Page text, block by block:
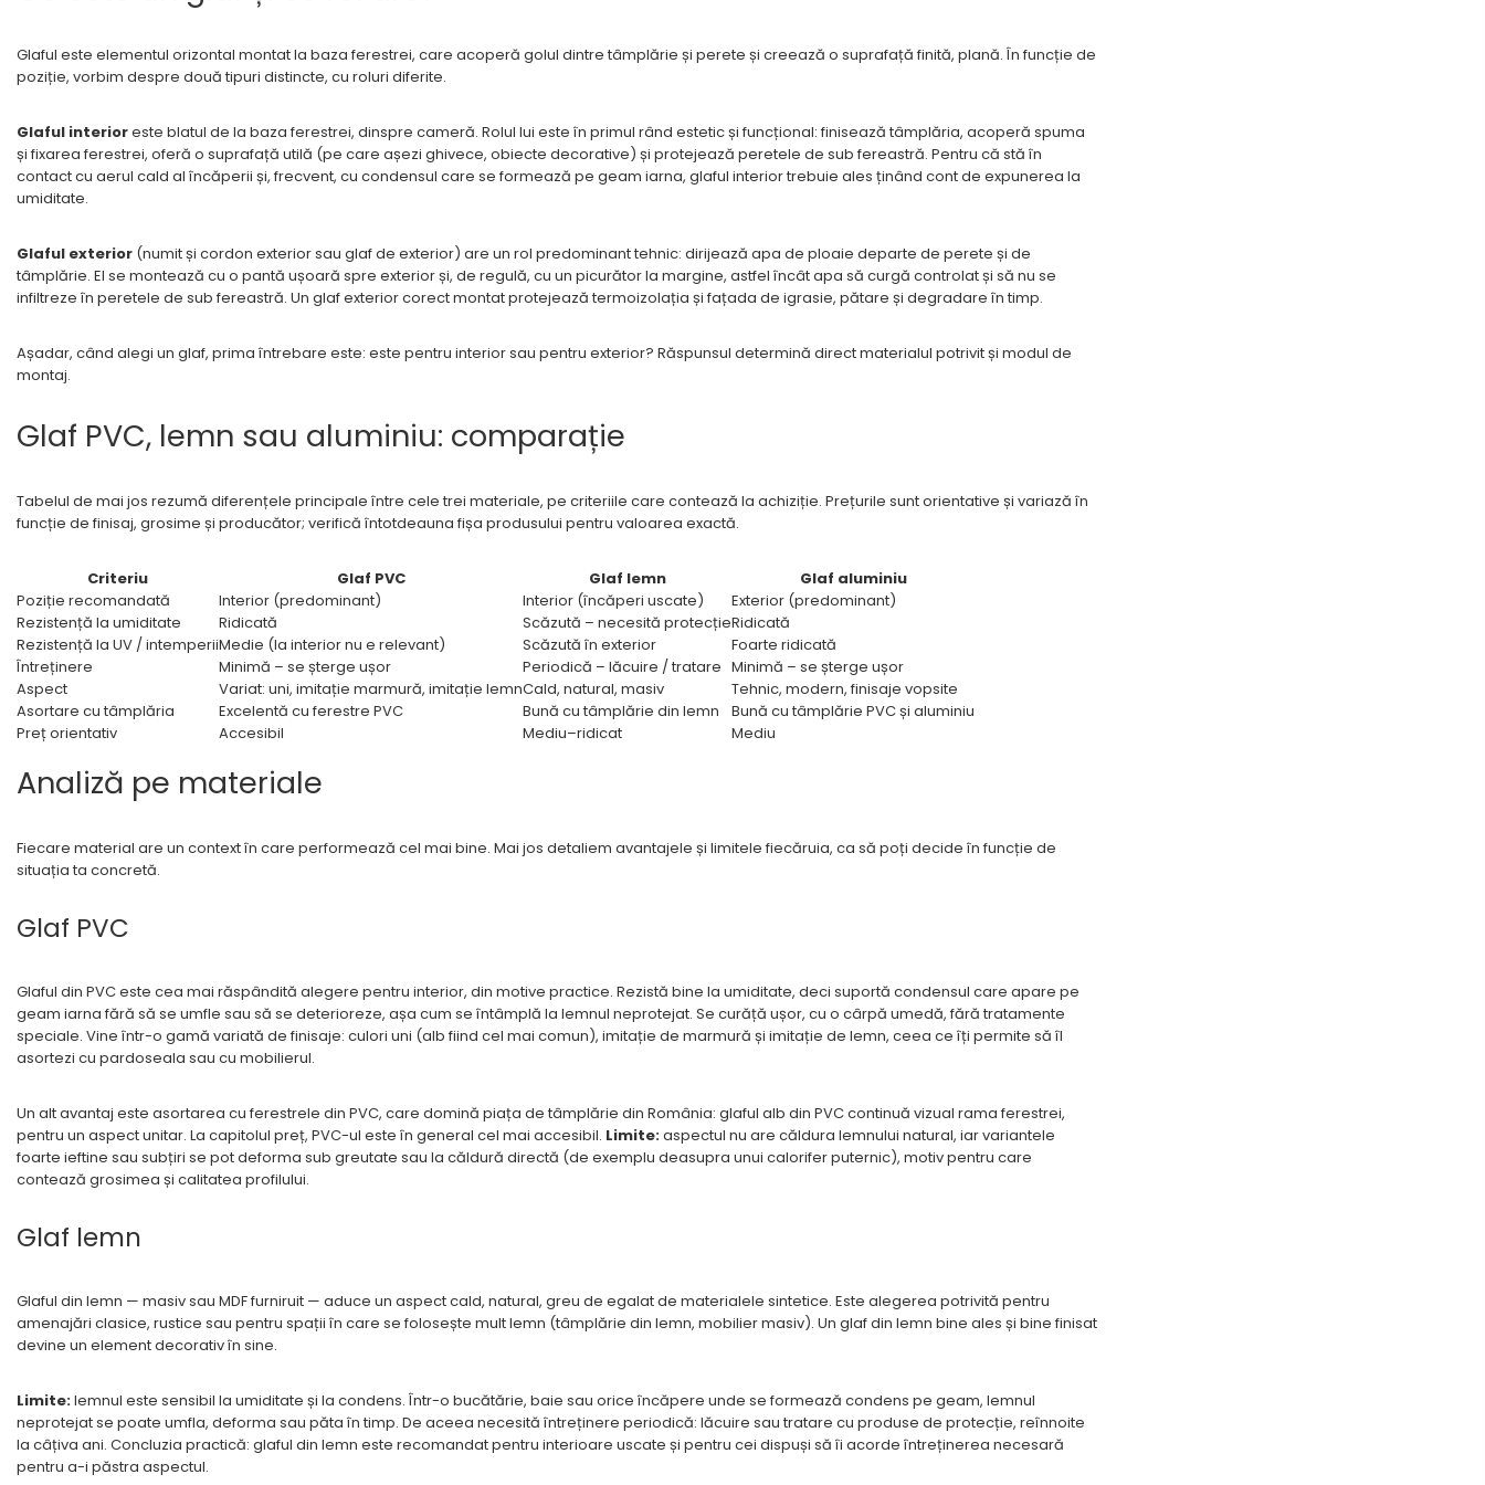
Glaful este elementul orizontal montat la baza ferestrei, care acoperă golul dintre tâmplărie și perete și creează o suprafață finită, plană. În funcție de
poziție, vorbim despre două tipuri distincte, cu roluri diferite.
Glaful interioreste blatul de la baza ferestrei, dinspre cameră. Rolul lui este în primul rând estetic și funcțional: finisează tâmplăria, acoperă spuma
și fixarea ferestrei, oferă o suprafață utilă (pe care așezi ghivece, obiecte decorative) și protejează peretele de sub fereastră. Pentru că stă în
contact cu aerul cald al încăperii și, frecvent, cu condensul care se formează pe geam iarna, glaful interior trebuie ales ținând cont de expunerea la
umiditate.
Glaful exterior (numit și cordon exterior sau glaf de exterior) are un rol predominant tehnic: dirijează apa de ploaie departe de perete și de
tâmplărie. El se montează cu o pantă ușoară spre exterior și, de regulă, cu un picurător la margine, astfel încât apa să curgă controlat și să nu se
infiltreze în peretele de sub fereastră. Un glaf exterior corect montat protejează termoizolația și fațada de igrasie, pătare și degradare în timp.
Așadar, când alegi un glaf, prima întrebare este: este pentru interior sau pentru exterior? Răspunsul determină direct materialul potrivit și modul de
montaj.
Glaf PVC, lemn sau aluminiu: comparație
Tabelul de mai jos rezumă diferențele principale între cele trei materiale, pe criteriile care contează la achiziție. Prețurile sunt orientative și variază în
funcție de finisaj, grosime și producător; verifică întotdeauna fișa produsului pentru valoarea exactă.
Criteriu Glaf PVC Glaf lemn
Glaf aluminiu
Poziție recomandată
Interior (predominant) Interior (încăperi uscate)
Exterior (predominant)
Rezistență la umiditate
Ridicată Scăzută – necesită protecțieRidicată
Rezistență la UV / intemperiiMedie (la interior nu e relevant) Scăzută în exterior
Foarte ridicată
Întreținere
Minimă – se șterge ușor Periodică – lăcuire / tratare Minimă – se șterge ușor
Aspect
Variat: uni, imitație marmură, imitație lemnCald, natural, masiv
Tehnic, modern, finisaje vopsite
Asortare cu tâmplăria
Excelentă cu ferestre PVC Bună cu tâmplărie din lemn
Bună cu tâmplărie PVC și aluminiu
Preț orientativ
Accesibil Mediu–ridicat Mediu
Analiză pe materiale
Fiecare material are un context în care performează cel mai bine. Mai jos detaliem avantajele și limitele fiecăruia, ca să poți decide în funcție de
situația ta concretă.
Glaf PVC
Glaful din PVC este cea mai răspândită alegere pentru interior, din motive practice. Rezistă bine la umiditate, deci suportă condensul care apare pe
geam iarna fără să se umfle sau să se deterioreze, așa cum se întâmplă la lemnul neprotejat. Se curăță ușor, cu o cârpă umedă, fără tratamente
speciale. Vine într-o gamă variată de finisaje: culori uni (alb fiind cel mai comun), imitație de marmură și imitație de lemn, ceea ce îți permite să îl
asortezi cu pardoseala sau cu mobilierul.
Un alt avantaj este asortarea cu ferestrele din PVC, care domină piața de tâmplărie din România: glaful alb din PVC continuă vizual rama ferestrei,
pentru un aspect unitar. La capitolul preț, PVC-ul este în general cel mai accesibil. Limite:aspectul nu are căldura lemnului natural, iar variantele
foarte ieftine sau subțiri se pot deforma sub greutate sau la căldură directă (de exemplu deasupra unui calorifer puternic), motiv pentru care
contează grosimea și calitatea profilului.
Glaf lemn
Glaful din lemn — masiv sau MDF furniruit — aduce un aspect cald, natural, greu de egalat de materialele sintetice. Este alegerea potrivită pentru
amenajări clasice, rustice sau pentru spații în care se folosește mult lemn (tâmplărie din lemn, mobilier masiv). Un glaf din lemn bine ales și bine finisat
devine un element decorativ în sine.
Limite:lemnul este sensibil la umiditate și la condens. Într-o bucătărie, baie sau orice încăpere unde se formează condens pe geam, lemnul
neprotejat se poate umfla, deforma sau păta în timp. De aceea necesită întreținere periodică: lăcuire sau tratare cu produse de protecție, reînnoite
la câțiva ani. Concluzia practică: glaful din lemn este recomandat pentru interioare uscate și pentru cei dispuși să îi acorde întreținerea necesară
pentru a-i păstra aspectul.